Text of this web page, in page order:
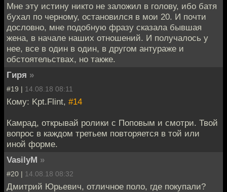
Мне эту истину никто не заложил в голову, ибо батя
бухал по черному, остановился в мои 20. И почти
дословно, мне подобную фразу сказала бывшая
жена, в начале наших отношений. И получалось у
нее, все в один в один, в другом антураже и
обстоятельствах, но также.
Гиря »
#19 | 14.08.18 08:11
Кому: Kpt.Flint, #14
Камрад, открывай ролики с Поповым и смотри. Твой
вопрос в каждом третьем повторяется в той или
иной форме.
VasilyM »
#20 | 14.08.18 08:32
Дмитрий Юрьевич, отличное поло, где покупали?